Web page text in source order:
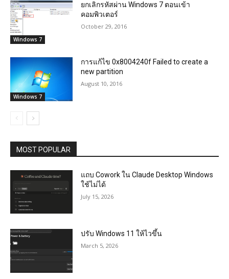
Windows 7
ยกเลิกรหัสผ่าน Windows 7 ตอนเข้า
คอมพิวเตอร์
October 29, 2016
Windows 7
การแก้ไข 0x8004240f Failed to create a
new partition
August 10, 2016
MOST POPULAR
แถบ Cowork ใน Claude Desktop Windows
ใช้ไม่ได้
July 15, 2026
ปรับ Windows 11 ให้ไวขึ้น
March 5, 2026